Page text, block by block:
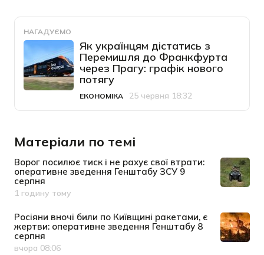
НАГАДУЄМО
Як українцям дістатись з
Перемишля до Франкфурта
через Прагу: графік нового
потягу
Категорія
ЕКОНОМІКА
Дата публікації
25 червня 18:32
Матеріали по темі
Ворог посилює тиск і не рахує свої втрати:
оперативне зведення Генштабу ЗСУ 9
серпня
Дата публікації
1 годину тому
Росіяни вночі били по Київщині ракетами, є
жертви: оперативне зведення Генштабу 8
серпня
Дата публікації
вчора 08:06